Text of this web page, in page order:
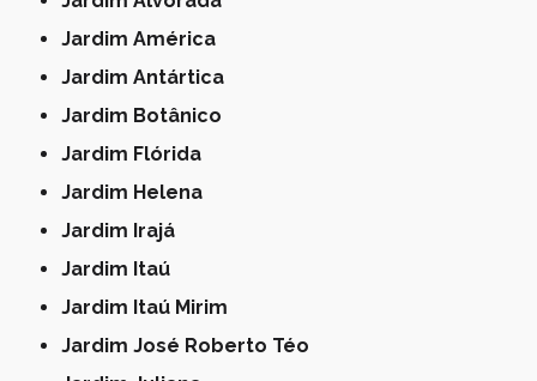
Jardim América
Jardim Antártica
Jardim Botânico
Jardim Flórida
Jardim Helena
Jardim Irajá
Jardim Itaú
Jardim Itaú Mirim
Jardim José Roberto Téo